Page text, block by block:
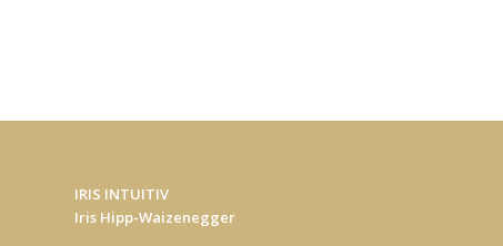
IRIS INTUITIV
Iris Hipp-Waizenegger